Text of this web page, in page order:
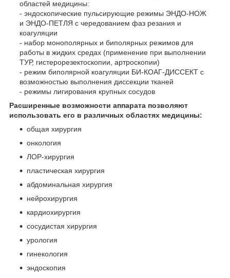
областей медицины:
- эндоскопические пульсирующие режимы ЭНДО-НОЖ
и ЭНДО-ПЕТЛЯ с чередованием фаз резания и
коагуляции
- набор монополярных и биполярных режимов для
работы в жидких средах (применение при выполнении
ТУР, гистерорезектоскопии, артроскопии)
- режим биполярной коагуляции БИ-КОАГ-ДИССЕКТ с
возможностью выполнения диссекции тканей
- режимы лигирования крупных сосудов
Расширенные возможности аппарата позволяют
использовать его в различных областях медицины:
общая хирургия
онкология
ЛОР-хирургия
пластическая хирургия
абдоминальная хирургия
нейрохирургия
кардиохирургия
сосудистая хирургия
урология
гинекология
эндоскопия